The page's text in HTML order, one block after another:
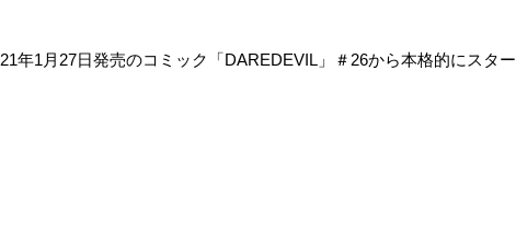
年1月27日発売のコミック「DAREDEVIL」＃26から本格的にスター